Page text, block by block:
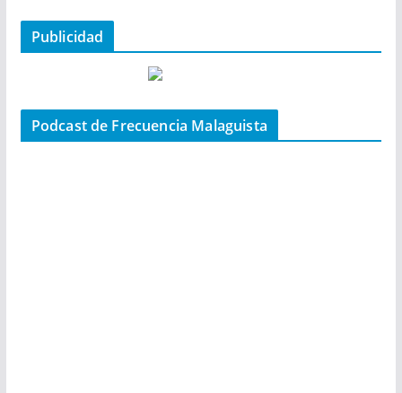
Publicidad
Podcast de Frecuencia Malaguista